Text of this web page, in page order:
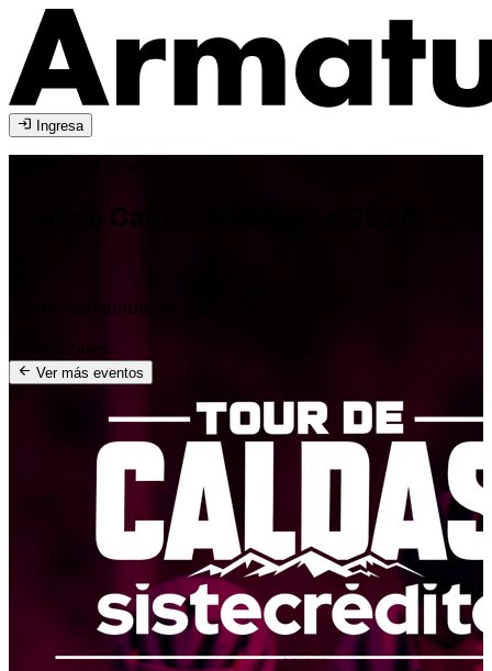
Ingresa
Tour de Caldas
20 de septiembre de 2026
Manizales
Ver más eventos